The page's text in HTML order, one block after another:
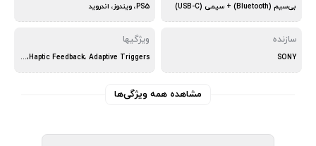
بی‌سیم (Bluetooth) + سیمی (USB-C) PS5، ویندوز، اندروید
سازنده
SONY
ویژگیها
Haptic Feedback، Adaptive Triggers، میکروفون
مشاهده همه ویژگی‌ها